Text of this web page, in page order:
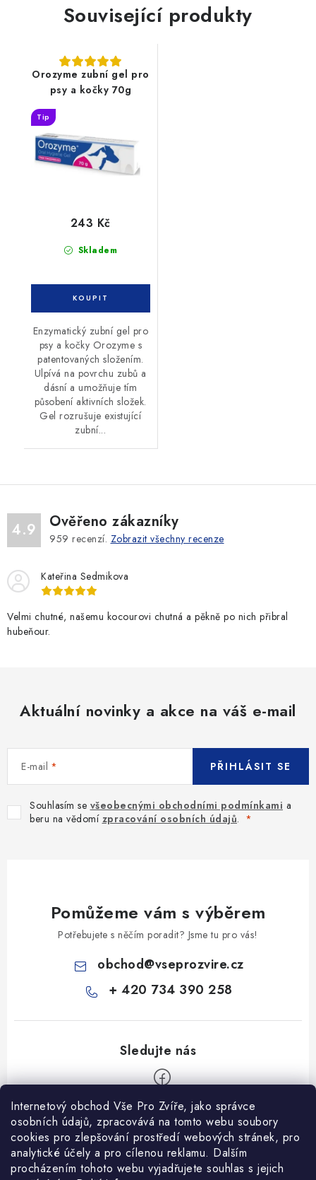
Internetový obchod Vše Pro Zvíře, jako správce
osobních údajů, zpracovává na tomto webu soubory
cookies pro zlepšování prostředí webových stránek, pro
analytické účely a pro cílenou reklamu. Dalším
procházením tohoto webu vyjadřujete souhlas s jejich
Související produkty
Orozyme zubní gel pro
psy a kočky 70g
Tip
Skladem
243 Kč
Enzymatický zubní gel pro
psy a kočky Orozyme s
patentovaných složením.
Ulpívá na povrchu zubů a
dásní a umožňuje tím
působení aktivních složek.
Gel rozrušuje existující
zubní...
4.9 Ověřeno zákazníky
959 recenzí. Zobrazit všechny recenze
Kateřina Sedmikova
Velmi chutné, našemu kocourovi chutná a pěkně po nich přibral
hubeňour.
Aktuální novinky a akce na váš e-mail
E-mail
Souhlasím se všeobecnými obchodními podmínkami a
beru na vědomí zpracování osobních údajů.
PŘIHLÁSIT SE
Pomůžeme vám s výběrem
Potřebujete s něčím poradit? Jsme tu pro vás!
obchod@vseprozvire.cz
+ 420 734 390 258
Informace pro Vás
Ceník dopravy